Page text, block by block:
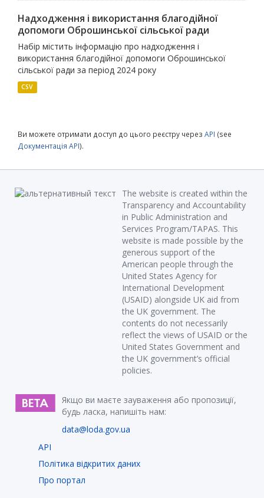
Надходження і використання благодійної
допомоги Оброшинської сільської ради
Набір містить інформацію про надходження і
використання благодійної допомоги Оброшинської
сільської ради за період 2024 року
CSV
Ви можете отримати доступ до цього реєстру через API (see
Документація API).
The website is created within the
Transparency and Accountability
in Public Administration and
Services Program/TAPAS. This
website is made possible by the
generous support of the
American people through the
United States Agency for
International Development
(USAID) alongside UK aid from
the UK government. The
contents do not necessarily
reflect the views of USAID or the
United States Government and
the UK government’s official
policies.
Якщо ви маєте зауваження або пропозиції,
будь ласка, напишіть нам:
data@loda.gov.ua
API
Політика відкритих даних
Про портал